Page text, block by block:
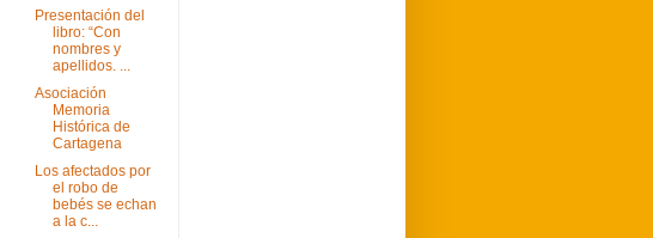
Presentación del
libro: “Con
nombres y
apellidos. ...
Asociación
Memoria
Histórica de
Cartagena
Los afectados por
el robo de
bebés se echan
a la c...